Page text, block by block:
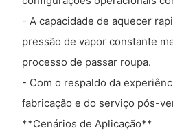
- A capacidade de aquecer
pressão de vapor constante
processo de passar roupa.
- Com o respaldo da
fabricação e do serviço pós-
**Cenários de Aplicação**